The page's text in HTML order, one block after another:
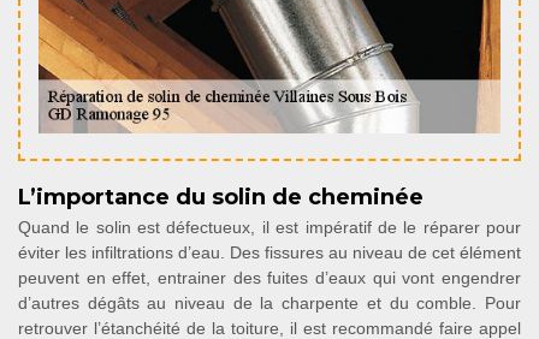
L’importance du solin de cheminée
Quand le solin est défectueux, il est impératif de le réparer pour
éviter les infiltrations d’eau. Des fissures au niveau de cet élément
peuvent en effet, entrainer des fuites d’eaux qui vont engendrer
d’autres dégâts au niveau de la charpente et du comble. Pour
retrouver l’étanchéité de la toiture, il est recommandé faire appel